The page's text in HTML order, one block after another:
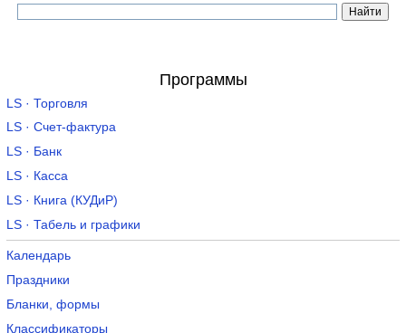
Программы
LS · Торговля
LS · Счет-фактура
LS · Банк
LS · Касса
LS · Книга (КУДиР)
LS · Табель и графики
Календарь
Праздники
Бланки, формы
Классификаторы